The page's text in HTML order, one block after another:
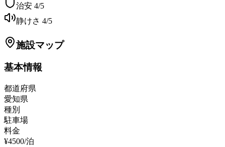
治安 4/5
静けさ 4/5
施設マップ
基本情報
都道府県
愛知県
種別
駐車場
料金
¥4500/泊